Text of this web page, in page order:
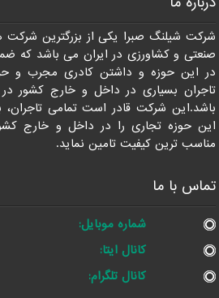
شرکت شیلنگ صبرا یکی از بزرگترین
صنعتی و کشاورزی در ایران می باشد که
در این حوزه و داشتن کادری مجرب و
تاجران بسیاری در داخل و خارج کشور
باشد.این شرکت قادر است تمامی تاجران،
این حوزه تجاری را در داخل و خارج
مناسب ترین کیفیت تامین نماید.
تماس با ما
شماره موبایل:
کانال ایتا:
کانال تلگرام: